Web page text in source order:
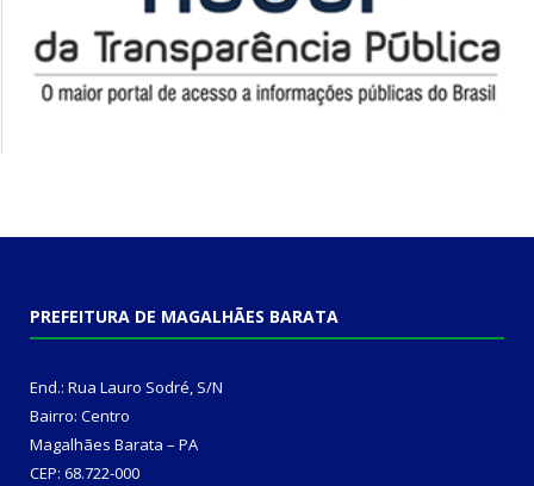
PREFEITURA DE MAGALHÃES BARATA
End.: Rua Lauro Sodré, S/N
Bairro: Centro
Magalhães Barata – PA
CEP: 68.722-000